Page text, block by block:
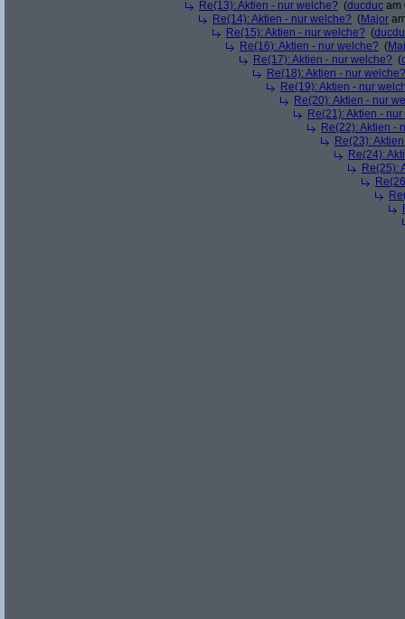
Re(13): Aktien - nur welche? (ducduc am
Re(14): Aktien - nur welche? (Major
Re(15): Aktien - nur welche? (
Re(16): Aktien - nur welche? (
Re(17): Aktien - nur welche? (
Re(18): Aktien - nur welche?
Re(19): Aktien - nur
Re(20): Aktien - nur
Re(21): Aktien -
Re(22): Aktien -
Re(23):
Re(24):
Re(25):